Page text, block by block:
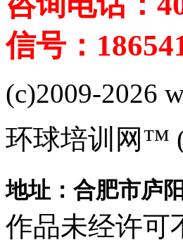
信号：
(c)2009-2026
环球培训网™
地址：合肥市庐
作品未经许可